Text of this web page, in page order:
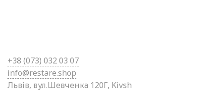
+38 (073) 032 03 07
info@restare.shop
Львів, вул.Шевченка 120Г, Kivsh